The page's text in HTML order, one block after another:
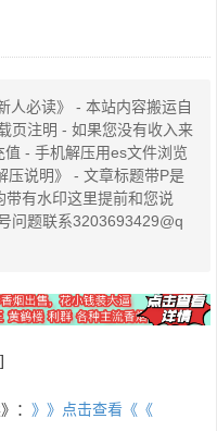
人必读》 - 本站内容搬运自
页注明 - 如果您没有收入来
- 手机解压用es文件浏览
压说明》 - 文章标题带P是
带有水印这里提前和您说
问题联系3203693429@q
： 》》点击查看《《